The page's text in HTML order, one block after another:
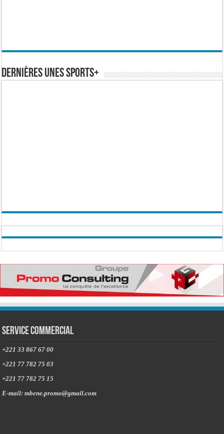
Dernières Unes Sports+
Service commercial
+221 33 867 67 00
+221 77 782 75 03
+221 77 782 75 15
E-mail: mbene.promo@gmail.com